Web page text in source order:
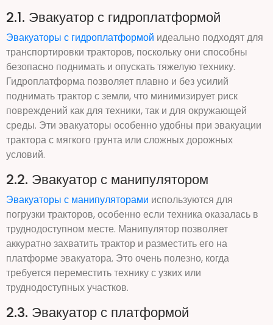
2.1. Эвакуатор с гидроплатформой
Эвакуаторы с гидроплатформой идеально подходят для
транспортировки тракторов, поскольку они способны
безопасно поднимать и опускать тяжелую технику.
Гидроплатформа позволяет плавно и без усилий
поднимать трактор с земли, что минимизирует риск
повреждений как для техники, так и для окружающей
среды. Эти эвакуаторы особенно удобны при эвакуации
трактора с мягкого грунта или сложных дорожных
условий.
2.2. Эвакуатор с манипулятором
Эвакуаторы с манипуляторами используются для
погрузки тракторов, особенно если техника оказалась в
труднодоступном месте. Манипулятор позволяет
аккуратно захватить трактор и разместить его на
платформе эвакуатора. Это очень полезно, когда
требуется переместить технику с узких или
труднодоступных участков.
2.3. Эвакуатор с платформой